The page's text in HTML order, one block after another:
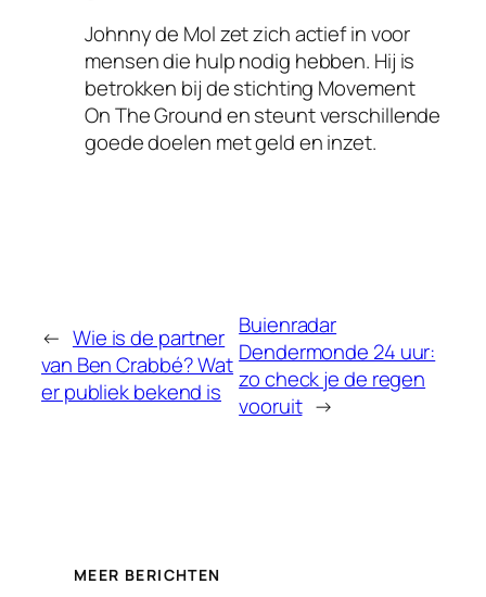
Johnny de Mol zet zich actief in voor
mensen die hulp nodig hebben. Hij is
betrokken bij de stichting Movement
On The Ground en steunt verschillende
goede doelen met geld en inzet.
← Wie is de partner
van Ben Crabbé? Wat
er publiek bekend is
Buienradar
Dendermonde 24 uur:
zo check je de regen
vooruit →
MEER BERICHTEN